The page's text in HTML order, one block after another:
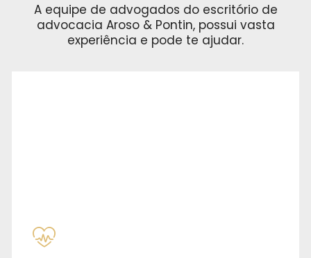
A equipe de advogados do escritório de
advocacia Aroso & Pontin, possui vasta
experiência e pode te ajudar.